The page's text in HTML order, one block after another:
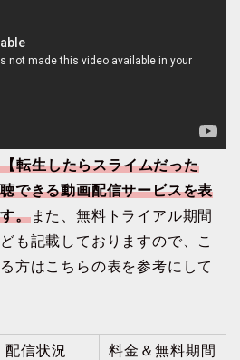
転生したらスライムだった
できる動画配信サービスを表
。また、無料トライアル期間
も記載しておりますので、こ
方はこちらの表を参考にして
配信状況 料金＆無料期間